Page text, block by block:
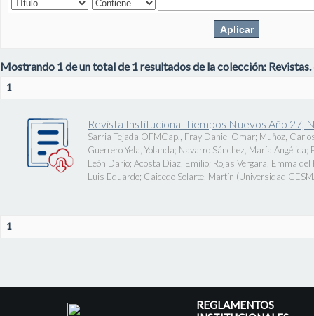
Mostrando 1 de un total de 1 resultados de la colección: Revistas.
1
Revista Institucional Tiempos Nuevos Año 27,
Sarria Tejada OFMCap., Fray Daniel Omar; Muñoz,
Guerrero Yela, Yolanda; Navarro Sánchez, María Angélica;
León Darío; Acosta Díaz, Emilio; Rojas Vergara, Emma del
Luis Eduardo; Caicedo Solarte, Martín (Universidad
1
REGLAMENTOS